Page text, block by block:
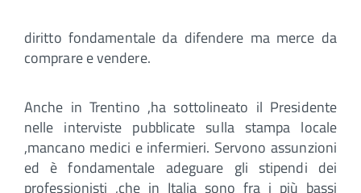
diritto fondamentale da difendere ma merce da
comprare e vendere.
Anche in Trentino ,ha sottolineato il Presidente
nelle interviste pubblicate sulla stampa locale
,mancano medici e infermieri. Servono assunzioni
ed è fondamentale adeguare gli stipendi dei
professionisti ,che in Italia sono fra i più bassi